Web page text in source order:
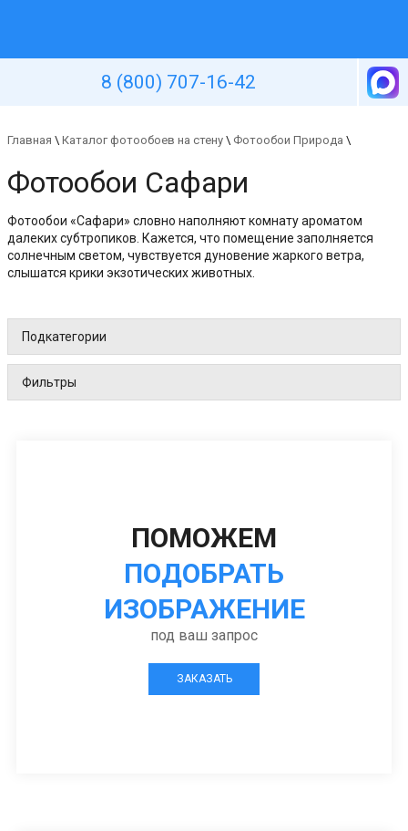
8 (800) 707-16-42
Главная \ Каталог фотообоев на стену \ Фотообои Природа \
Фотообои Сафари
Фотообои «Сафари» словно наполняют комнату ароматом
далеких субтропиков. Кажется, что помещение заполняется
солнечным светом, чувствуется дуновение жаркого ветра,
слышатся крики экзотических животных.
Подкатегории
Фильтры
ПОМОЖЕМ
ПОДОБРАТЬ
ИЗОБРАЖЕНИЕ
под ваш запрос
ЗАКАЗАТЬ